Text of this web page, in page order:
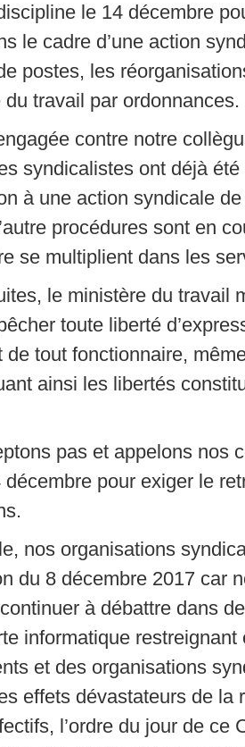
le 14 décembre
le cadre d’une action
postes, les
travail par ordonnances.
contre notre
syndicalistes ont déjà
à une action syndicale
procédures sont en
se multiplient dans les
le ministère du travail
toute liberté
de tout fonctionnaire,
ainsi les libertés
pas et appelons nos
pour exiger le
nos organisations
du 8 décembre 2017 car
à débattre dans
informatique restreignant
et des organisations
effets dévastateurs de la
l’ordre du jour de ce